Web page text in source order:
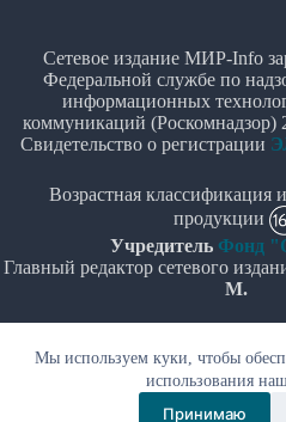
Мы используем куки, чтобы
использования
Принимаю
Сетевое издание МИР-Info
Федеральной службе по
информационных
коммуникаций (Роскомнадзор)
Свидетельство о регистрации
Возрастная классификация
продукции
Учредитель Фонд
Главный редактор сетевого
М.
данных
© Все права защищены 2020-